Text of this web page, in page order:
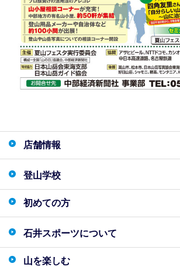
店舗情報
登山学校
初めての方
石井スポーツについて
山を楽しむ